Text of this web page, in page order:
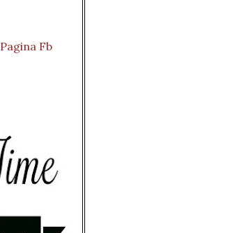
Pagina Fb